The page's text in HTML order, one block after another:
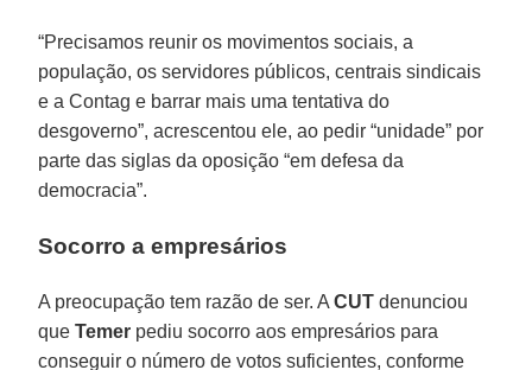
“Precisamos reunir os movimentos sociais, a
população, os servidores públicos, centrais sindicais
e a Contag e barrar mais uma tentativa do
desgoverno”, acrescentou ele, ao pedir “unidade” por
parte das siglas da oposição “em defesa da
democracia”.
Socorro a empresários
A preocupação tem razão de ser. ACUT denunciou
queTemer pediu socorro aos empresários para
conseguir o número de votos suficientes, conforme